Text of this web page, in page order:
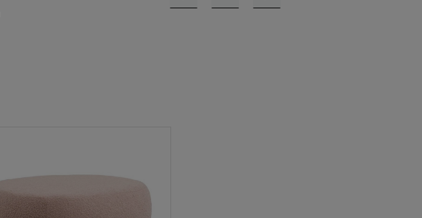
UdostępnijTweetujPinterest